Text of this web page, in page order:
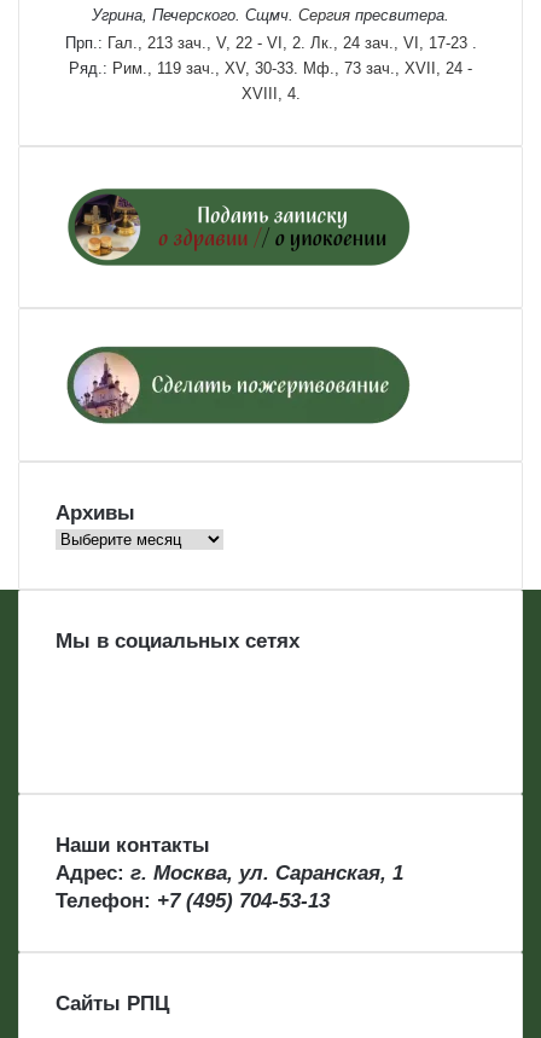
Угрина, Печерского. Сщмч. Сергия пресвитера.
Прп.: Гал., 213 зач., V, 22 - VI, 2. Лк., 24 зач., VI, 17-23
Ряд.: Рим., 119 зач., XV, 30-33. Мф., 73 зач., XVII, 24 -
XVIII, 4.
Архивы
Архивы
Мы в социальных сетях
Наши контакты
Адрес: г. Москва, ул. Саранская, 1
Телефон: +7 (495) 704-53-13
Сайты РПЦ